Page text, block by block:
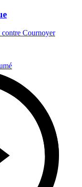
Cournoyer